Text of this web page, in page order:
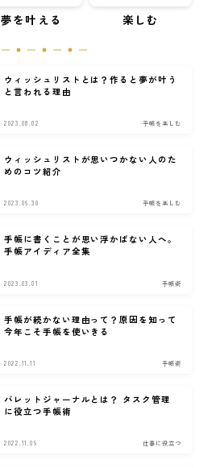
夢を叶える 楽しむ
ウィッシュリストとは？作ると夢が叶う
と言われる理由
2023.08.02 手帳を楽しむ
ウィッシュリストが思いつかない人のた
めのコツ紹介
2023.06.30 手帳を楽しむ
手帳に書くことが思い浮かばない人へ。
手帳アイディア全集
2023.03.01 手帳術
手帳が続かない理由って？原因を知って
今年こそ手帳を使いきる
2022.11.11 手帳術
バレットジャーナルとは？ タスク管理
に役立つ手帳術
2022.11.09 仕事に役立つ